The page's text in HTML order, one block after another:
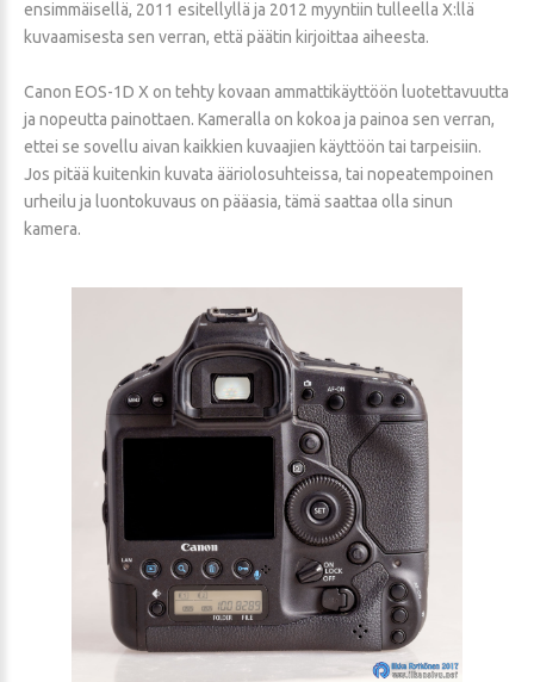
ensimmäisellä, 2011 esitellyllä ja 2012 myyntiin tulleella X:llä
kuvaamisesta sen verran, että päätin kirjoittaa aiheesta.
Canon EOS-1D X on tehty kovaan ammattikäyttöön luotettavuutta
ja nopeutta painottaen. Kameralla on kokoa ja painoa sen verran,
ettei se sovellu aivan kaikkien kuvaajien käyttöön tai tarpeisiin.
Jos pitää kuitenkin kuvata ääriolosuhteissa, tai nopeatempoinen
urheilu ja luontokuvaus on pääasia, tämä saattaa olla sinun
kamera.